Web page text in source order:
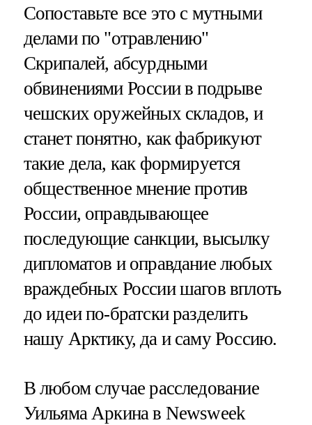
Сопоставьте все это с мутными
делами по "отравлению"
Скрипалей, абсурдными
обвинениями России в подрыве
чешских оружейных складов, и
станет понятно, как фабрикуют
такие дела, как формируется
общественное мнение против
России, оправдывающее
последующие санкции, высылку
дипломатов и оправдание любых
враждебных России шагов вплоть
до идеи по-братски разделить
нашу Арктику, да и саму Россию.
В любом случае расследование
Уильяма Аркина в Newsweek